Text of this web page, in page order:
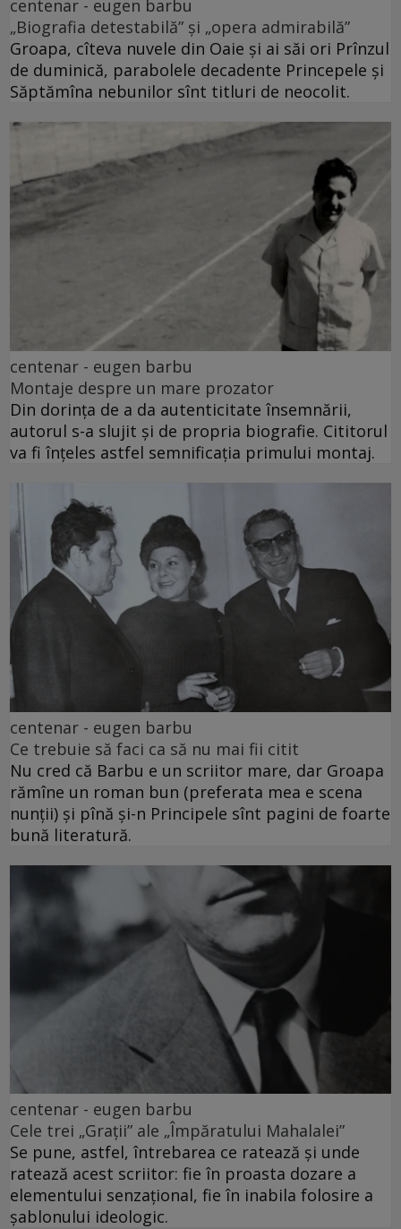
centenar - eugen barbu
„Biografia detestabilă” și „opera admirabilă”
Groapa, cîteva nuvele din Oaie și ai săi ori Prînzul
de duminică, parabolele decadente Princepele și
Săptămîna nebunilor sînt titluri de neocolit.
centenar - eugen barbu
Montaje despre un mare prozator
Din dorința de a da autenticitate însemnării,
autorul s-a slujit și de propria biografie. Cititorul
va fi înțeles astfel semnificația primului montaj.
centenar - eugen barbu
Ce trebuie să faci ca să nu mai fii citit
Nu cred că Barbu e un scriitor mare, dar Groapa
rămîne un roman bun (preferata mea e scena
nunții) și pînă și-n Principele sînt pagini de foarte
bună literatură.
centenar - eugen barbu
Cele trei „Grații” ale „Împăratului Mahalalei”
Se pune, astfel, întrebarea ce ratează și unde
ratează acest scriitor: fie în proasta dozare a
elementului senzațional, fie în inabila folosire a
șablonului ideologic.